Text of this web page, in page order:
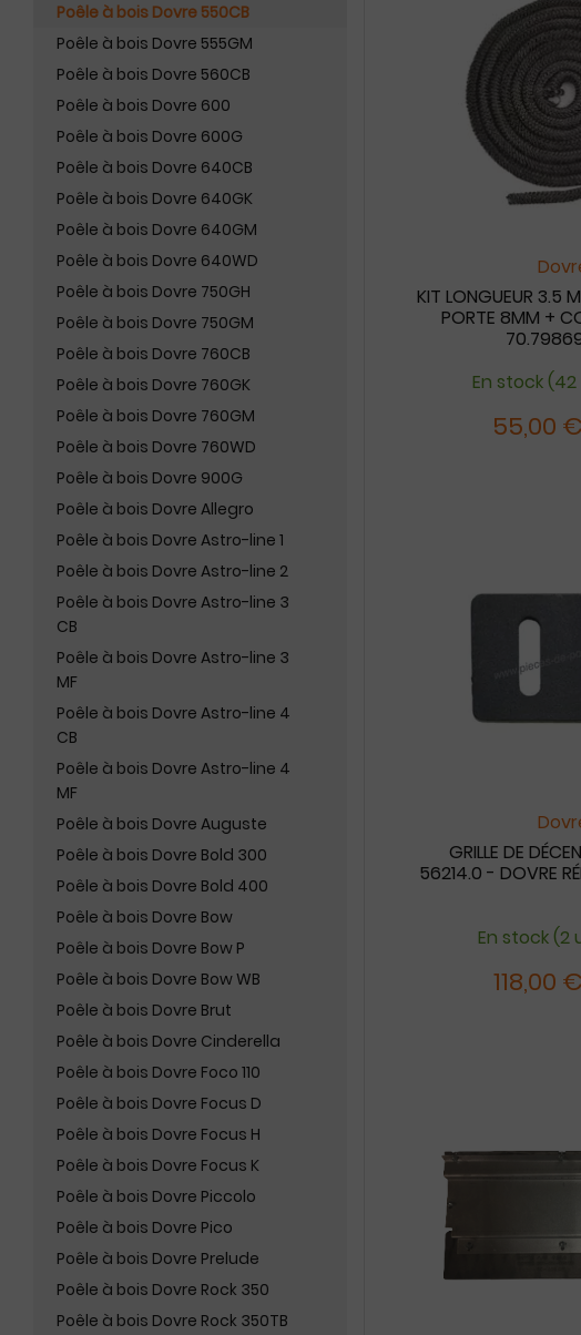
Poêle à bois Dovre 550CB
Poêle à bois Dovre 555GM
Poêle à bois Dovre 560CB
Poêle à bois Dovre 600
Poêle à bois Dovre 600G
Poêle à bois Dovre 640CB
Poêle à bois Dovre 640GK
Poêle à bois Dovre 640GM
Poêle à bois Dovre 640WD
Poêle à bois Dovre 750GH
Poêle à bois Dovre 750GM
Poêle à bois Dovre 760CB
Poêle à bois Dovre 760GK
Poêle à bois Dovre 760GM
Poêle à bois Dovre 760WD
Poêle à bois Dovre 900G
Poêle à bois Dovre Allegro
Poêle à bois Dovre Astro-line 1
Poêle à bois Dovre Astro-line 2
Poêle à bois Dovre Astro-line 3
CB
Poêle à bois Dovre Astro-line 3
MF
Poêle à bois Dovre Astro-line 4
CB
Poêle à bois Dovre Astro-line 4
MF
Poêle à bois Dovre Auguste
Poêle à bois Dovre Bold 300
Poêle à bois Dovre Bold 400
Poêle à bois Dovre Bow
Poêle à bois Dovre Bow P
Poêle à bois Dovre Bow WB
Poêle à bois Dovre Brut
Poêle à bois Dovre Cinderella
Poêle à bois Dovre Foco 110
Poêle à bois Dovre Focus D
Poêle à bois Dovre Focus H
Poêle à bois Dovre Focus K
Poêle à bois Dovre Piccolo
Poêle à bois Dovre Pico
Poêle à bois Dovre Prelude
Poêle à bois Dovre Rock 350
Poêle à bois Dovre Rock 350TB
KIT LONGUEUR 3.5
PORTE 8MM +
En stock
55,00 €
GRILLE DE
56214.0 - DOVRE
En stock (2
118,00 €